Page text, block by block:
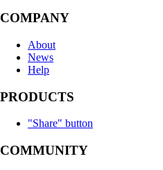
COMPANY
About
News
Help
PRODUCTS
"Share" button
COMMUNITY